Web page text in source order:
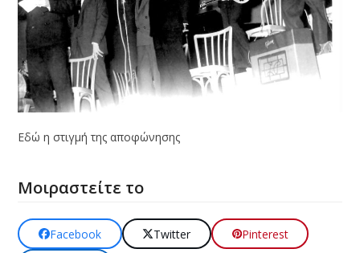
Εδώ η στιγμή της αποφώνησης
Μοιραστείτε το
Facebook Twitter
Pinterest